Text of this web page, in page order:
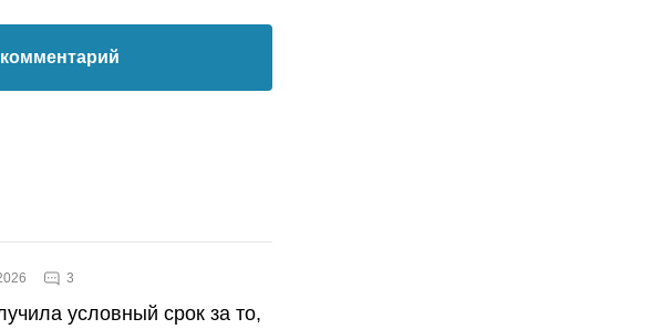
3
условный срок за то,